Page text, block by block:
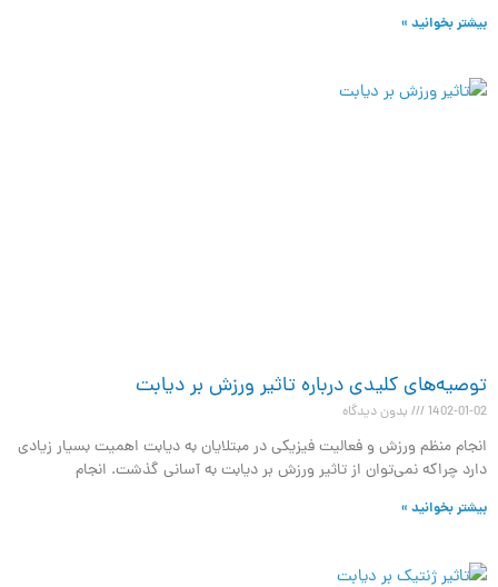
بیشتر بخوانید »
توصیه‌های کلیدی درباره تاثیر ورزش بر دیابت
1402-01-02 بدون دیدگاه
انجام منظم ورزش و فعالیت فیزیکی در مبتلایان به دیابت اهمیت بسیار زیادی
دارد چراکه نمی‌توان از تاثیر ورزش بر دیابت به آسانی گذشت. انجام
بیشتر بخوانید »